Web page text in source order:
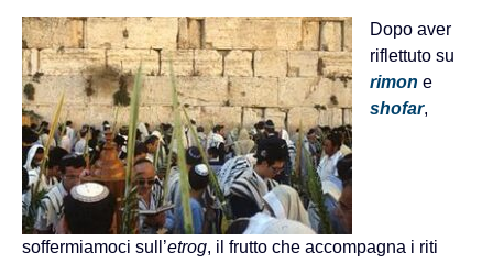
Dopo aver
riflettuto su
rimon e
shofar,
soffermiamoci sull’etrog, il frutto che accompagna i riti